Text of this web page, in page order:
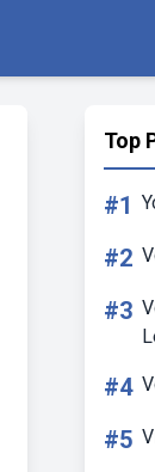
Top
#1
#2
#3
#4
#5